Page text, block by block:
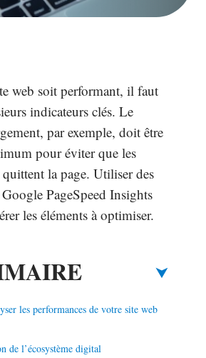
web soit performant, il faut
indicateurs clés. Le
par exemple, doit être
pour éviter que les
la page. Utiliser des
PageSpeed Insights
les éléments à optimiser.
les performances de votre site web
de l’écosystème digital